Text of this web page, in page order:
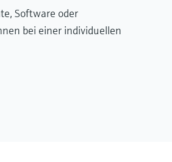
Software oder
bei einer individuellen